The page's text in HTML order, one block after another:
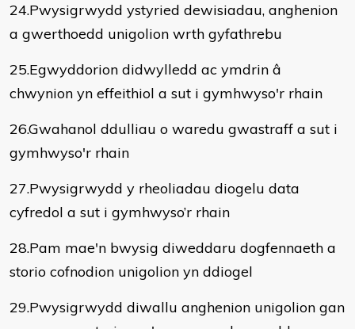
24.Pwysigrwydd ystyried dewisiadau, anghenion
a gwerthoedd unigolion wrth gyfathrebu
25.Egwyddorion didwylledd ac ymdrin â
chwynion yn effeithiol a sut i gymhwyso'r rhain
26.Gwahanol ddulliau o waredu gwastraff a sut i
gymhwyso'r rhain
27.Pwysigrwydd y rheoliadau diogelu data
cyfredol a sut i gymhwyso’r rhain
28.Pam mae'n bwysig diweddaru dogfennaeth a
storio cofnodion unigolion yn ddiogel
29.Pwysigrwydd diwallu anghenion unigolion gan